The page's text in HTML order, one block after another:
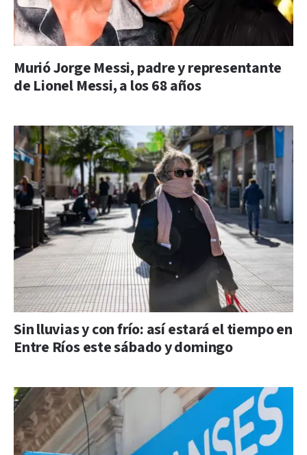
Murió Jorge Messi, padre y representante
de Lionel Messi, a los 68 años
Sin lluvias y con frío: así estará el tiempo en
Entre Ríos este sábado y domingo